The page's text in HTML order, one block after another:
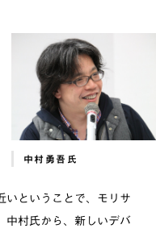
中村勇吾氏
いということで、モリサ
中村氏から、新しいデバ